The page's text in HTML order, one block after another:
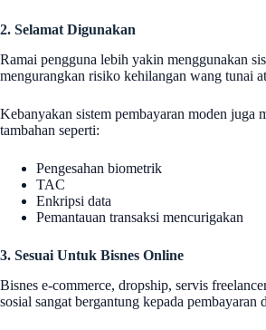
2. Selamat Digunakan
Ramai pengguna lebih yakin menggunakan
mengurangkan risiko kehilangan wang tunai
Kebanyakan sistem pembayaran moden juga
tambahan seperti:
Pengesahan biometrik
TAC
Enkripsi data
Pemantauan transaksi mencurigakan
3. Sesuai Untuk Bisnes Online
Bisnes e-commerce, dropship, servis
sosial sangat bergantung kepada pembayaran